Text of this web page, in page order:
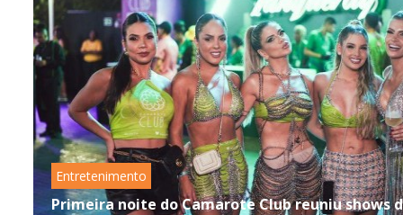
Entretenimento
Primeira noite do Camarote Club reuniu shows